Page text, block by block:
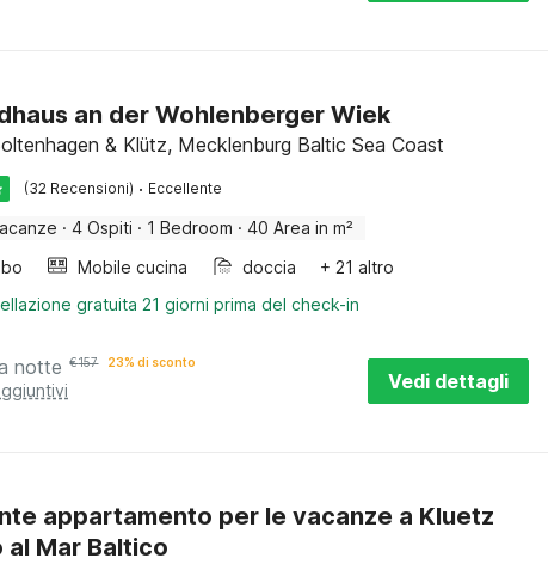
an der Wohlenberger Wiek
& Klütz, Mecklenburg Baltic Sea Coast
(32 Recensioni) · Eccellente
· 4 Ospiti · 1 Bedroom · 40 Area in m²
Mobile cucina doccia
+ 21 altro
gratuita 21 giorni prima del check-in
notte €157 23% di sconto
Vedi dettagli
appartamento per le vacanze a Kluetz
al Mar Baltico